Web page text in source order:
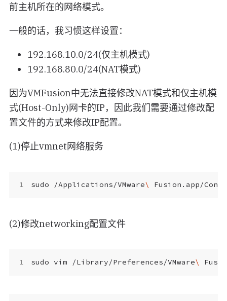
前主机所在的网络模式。
一般的话，我习惯这样设置：
192.168.10.0/24(仅主机模式)
192.168.80.0/24(NAT模式)
因为VMFusion中无法直接修改NAT模式和仅主机模
式(Host-Only)网卡的IP，因此我们需要通过修改配
置文件的方式来修改IP配置。
(1)停止vmnet网络服务
sudo /Applications/VMware\
(2)修改networking配置文件
sudo vim /Library/Preferences/VMware\